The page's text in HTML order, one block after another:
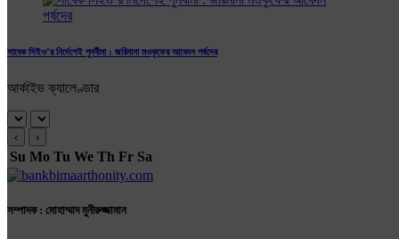
সাবেক সিইও’র নির্দেশেই পুনর্বীমা : জরিমানা মওকুফের আবেদন পর্ষদের
আর্কাইভ ক্যালেণ্ডার
‹ ›
Su Mo Tu We Th Fr Sa
সম্পাদক : মোহাম্মাদ মুনীরুজ্জামান